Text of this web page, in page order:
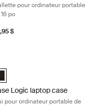
pour ordinateur portable
po
$
NoirGrahite (selected)
Logic 17.3" Laptop Case
Logic laptop case
pour ordinateur portable de